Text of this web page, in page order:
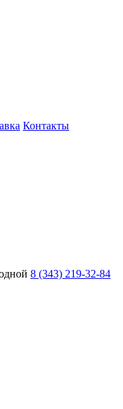
Контакты
8 (343) 219-32-84